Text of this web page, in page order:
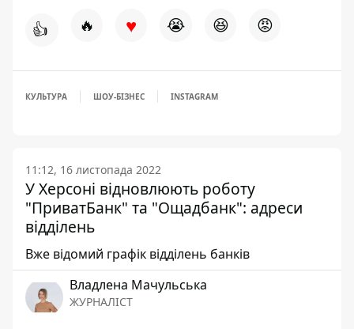
👍 🔥 ♥ 😭 😆 😡
КУЛЬТУРА ШОУ-БІЗНЕС INSTAGRAM
11:12, 16 листопада 2022
У Херсоні відновлюють роботу
"ПриватБанк" та "Ощадбанк": адреси
відділень
Вже відомий графік відділень банків
Владлена Мачульська
ЖУРНАЛІСТ